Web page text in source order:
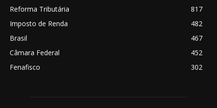
Reforma Tributária
817
Imposto de Renda
482
Brasil
467
Câmara Federal
452
Fenafisco
302